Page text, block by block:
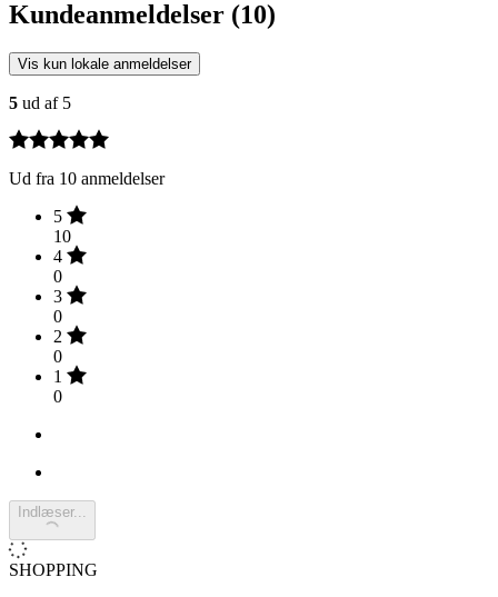
Kundeanmeldelser (10)
Vis kun lokale anmeldelser
5 ud af 5
Ud fra 10 anmeldelser
5
10
4
0
3
0
2
0
1
0
Indlæser...
SHOPPING